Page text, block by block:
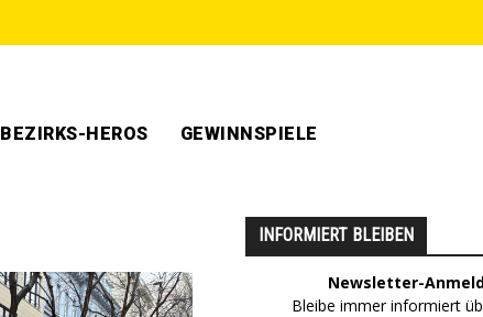
BEZIRKS-HEROS GEWINNSPIELE
INFORMIERT BLEIBEN
Newsletter-
Bleibe immer informiert